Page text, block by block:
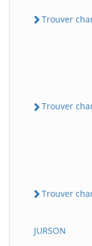
Trouver
Trouver
Trouver
JURSON